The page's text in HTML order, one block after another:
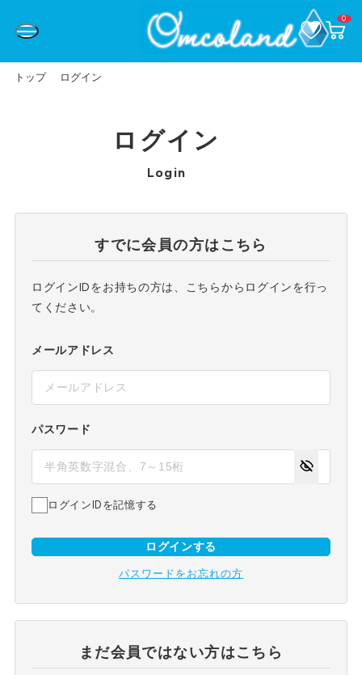
お
気
に
カ
0
トップ ログイン
ログイン
Login
すでに会員の方はこちら
ログインIDをお持ちの方は、こちらからログインを行っ
てください。
メールアドレス
パスワード
ログインIDを記憶する
ログインする
パスワードをお忘れの方
まだ会員ではない方はこちら